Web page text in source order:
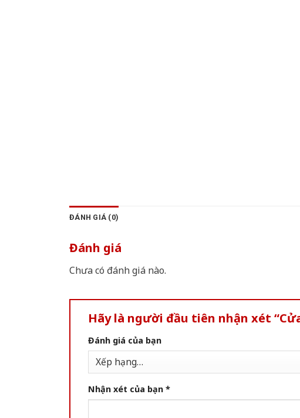
ĐÁNH GIÁ (0)
Đánh giá
Chưa có đánh giá nào.
Hãy là người đầu tiên nhận xét
Đánh giá của bạn
Nhận xét của bạn *